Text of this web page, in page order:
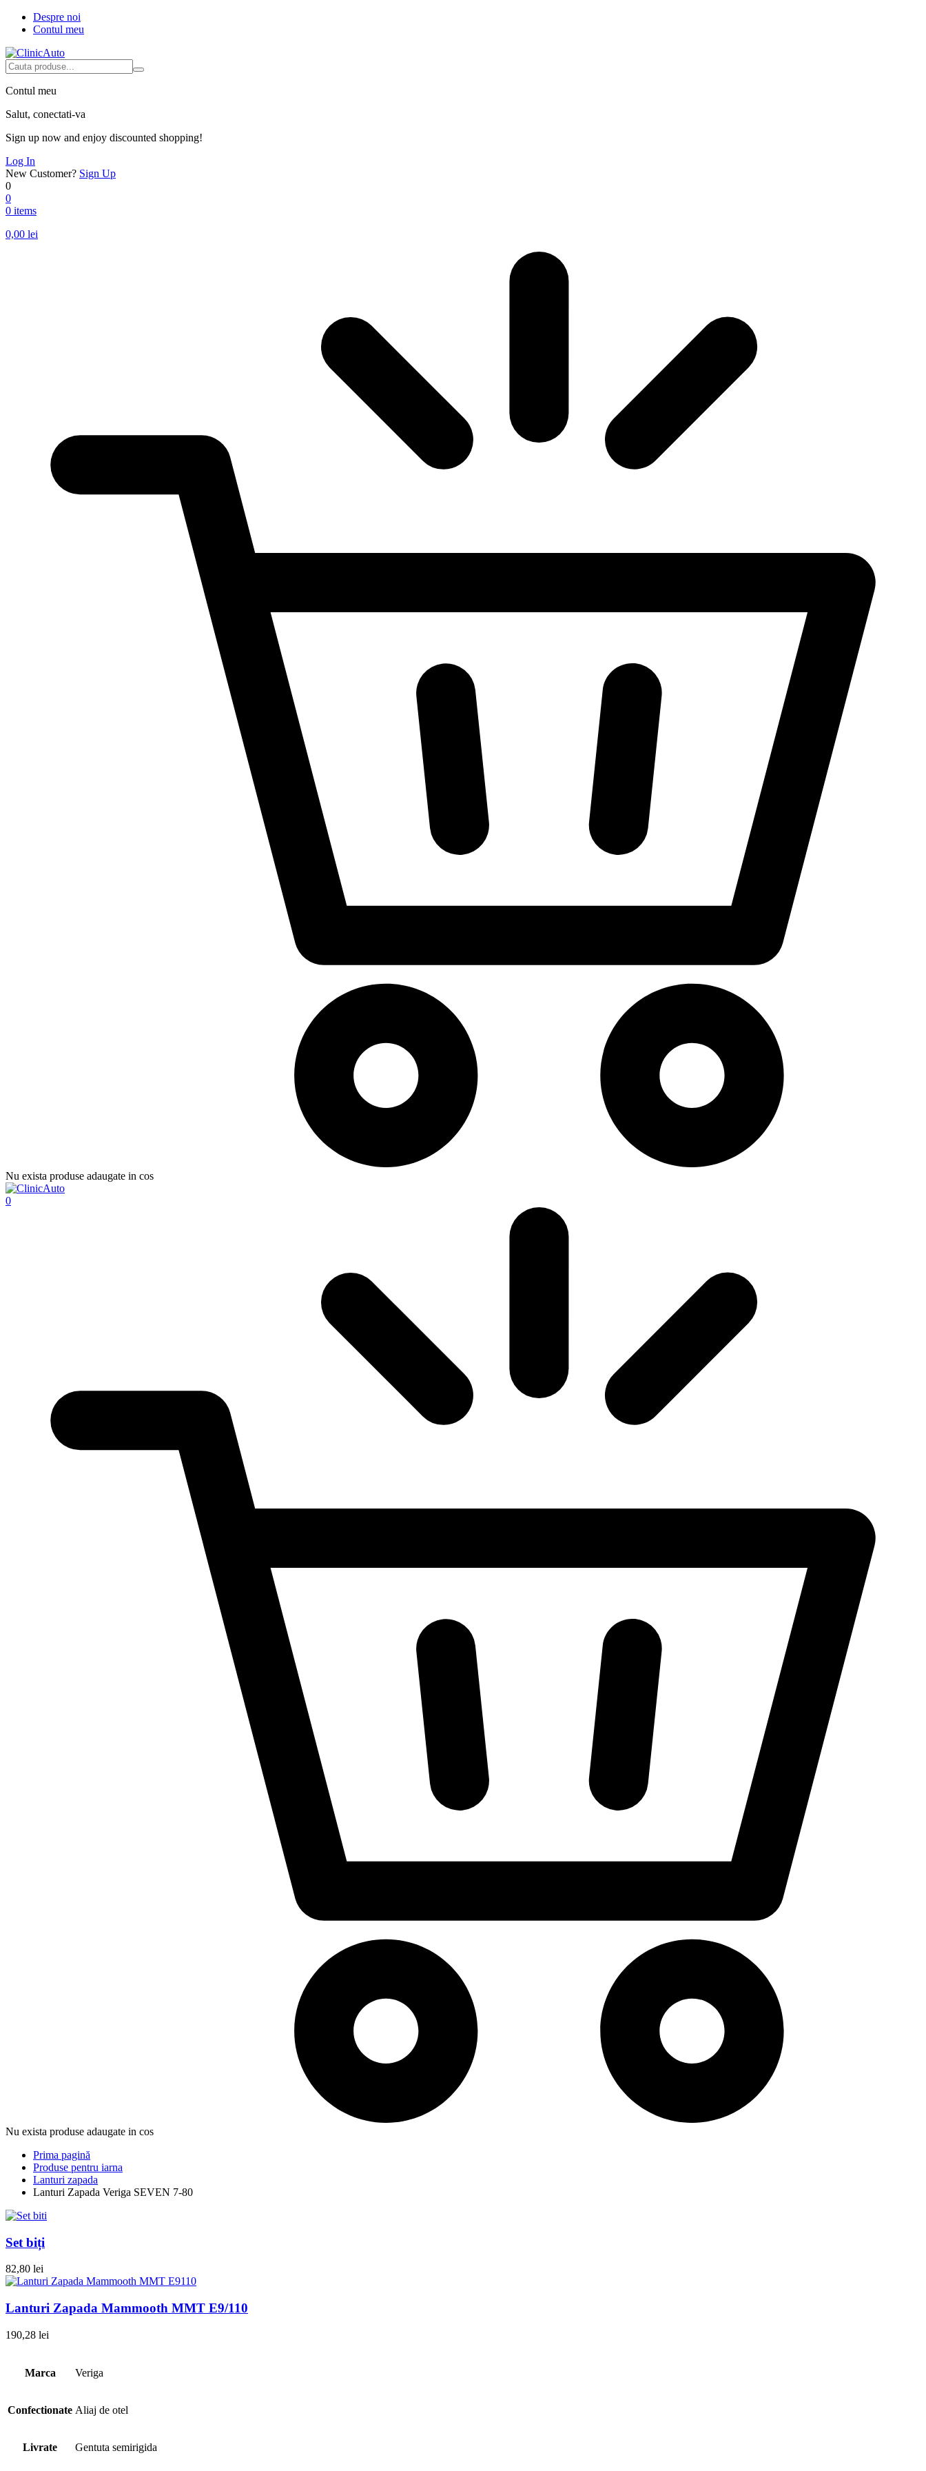
Despre noi
Contul meu
Contul meu
Salut, conectati-va
Sign up now and enjoy discounted shopping!
Log In
New Customer? Sign Up
0
0
0 items
0,00 lei
Nu exista produse adaugate in cos
0
Nu exista produse adaugate in cos
Prima pagină
Produse pentru iarna
Lanturi zapada
Lanturi Zapada Veriga SEVEN 7-80
Set biți
82,80 lei
Lanturi Zapada Mammooth MMT E9/110
190,28 lei
Marca Veriga
Confectionate Aliaj de otel
Livrate Gentuta semirigida